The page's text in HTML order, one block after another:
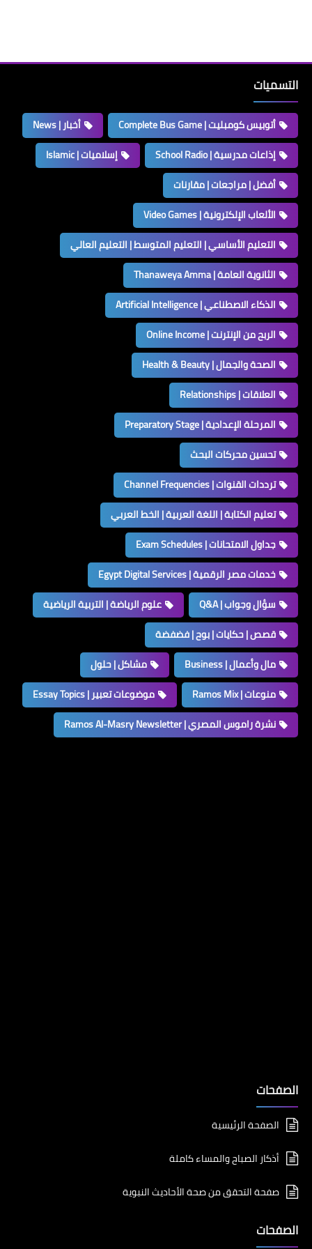
التسميات
أتوبيس كومبليت | Complete Bus Game
أخبار | News
إذاعات مدرسية | School Radio
إسلاميات | Islamic
أفضل | مراجعات | مقارنات
الألعاب الإلكترونية | Video Games
التعليم الأساسي | التعليم المتوسط | التعليم العالي
الثانوية العامة | Thanaweya Amma
الذكاء الاصطناعي | Artificial Intelligence
الربح من الإنترنت | Online Income
الصحة والجمال | Health & Beauty
العلاقات | Relationships
المرحلة الإعدادية | Preparatory Stage
تحسين محركات البحث
ترددات القنوات | Channel Frequencies
تعليم الكتابة | اللغة العربية | الخط العربي
جداول الامتحانات | Exam Schedules
خدمات مصر الرقمية | Egypt Digital Services
سؤال وجواب | Q&A
علوم الرياضة | التربية الرياضية
قصص | حكايات | بوح | فضفضة
مال وأعمال | Business
مشاكل | حلول
منوعات | Ramos Mix
موضوعات تعبير | Essay Topics
نشرة راموس المصري | Ramos Al-Masry Newsletter
الصفحات
الصفحة الرئيسية
أذكار الصباح والمساء كاملة
صفحة التحقق من صحة الأحاديث النبوية
الصفحات